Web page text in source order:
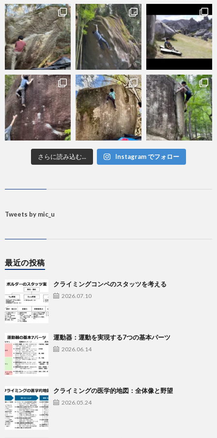
さらに読み込む... Instagram でフォロー
Tweets by mic_u
最近の投稿
クライミングコンペのスタッツを考える
2026.07.10
運動器：運動を実現する7つの基本パーツ
2026.06.14
クライミングの医学的地図：全体像と野望
2026.05.24